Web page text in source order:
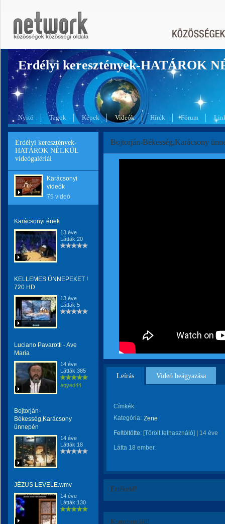
Erdélyi keresztények-HATÁROK
Nyitó Tagok Képek Videók Hírek Fórum
Erdélyi keresztények-
HATÁROK NÉLKÜL
videógalériái
Karácsonyi
videók
79 videó
Karácsonyi ének
13 éve
Látták:20
KELLEMES ÜNNEPEKET !
720 HD
13 éve
Látták:5
Luciano Pavarotti - Ave
Maria
14 éve
Látták:385
egyed44
Bojtorján-
Békesség,Karácsony
ünnepén
14 éve
Látták:18
JÉZUS LEVELE.wmv
14 éve
Látták:130
Bojtorján-Békesség,Karácsony
Leírás Videó beágyazása
Címkék:
Kategória: Zene
Feltöltötte: [Törölt felhasználó] 14 éve
Látta 18 ember.
Értékeld!
Kommentáld!